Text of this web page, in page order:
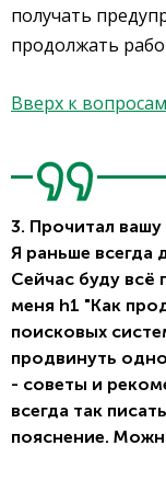
получать
продолжать
Вверх к вопросам
3. Прочитал
Я раньше всегда
Сейчас буду всё
меня h1 "Как
поисковых
продвинуть
- советы и
всегда так
пояснение.